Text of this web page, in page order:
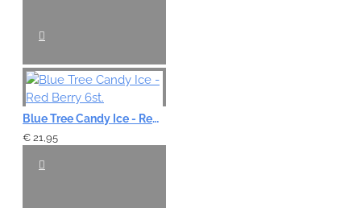
Blue Tree Candy Ice - Red Berry 6st.
€ 21,95